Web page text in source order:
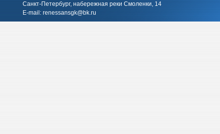
Санкт-Петербург, набережная реки Смоленки, 14
E-mail: renessansgk@bk.ru